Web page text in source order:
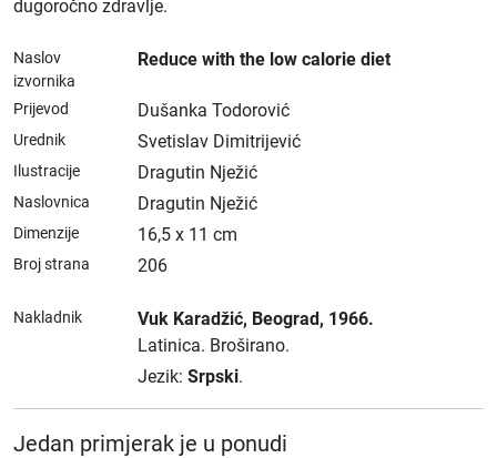
dugoročno zdravlje.
Naslov
izvornika
Reduce with the low calorie diet
Prijevod Dušanka Todorović
Urednik Svetislav Dimitrijević
Ilustracije Dragutin Nježić
Naslovnica Dragutin Nježić
Dimenzije 16,5 x 11 cm
Broj strana 206
Nakladnik Vuk Karadžić, Beograd, 1966.
Latinica. Broširano.
Jezik: Srpski.
Jedan primjerak je u ponudi